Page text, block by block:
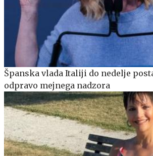
Španska vlada Italiji do nedelje
odpravo mejnega nadzora